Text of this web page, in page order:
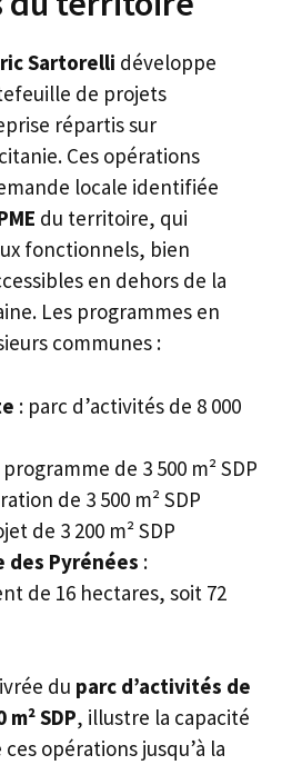
Sartorelli développe
de projets
répartis sur
Ces opérations
locale identifiée
du territoire, qui
fonctionnels, bien
en dehors de la
Les programmes en
communes :
: parc d’activités de 8 000
programme de 3 500 m² SDP
de 3 500 m² SDP
de 3 200 m² SDP
des Pyrénées :
de 16 hectares, soit 72
du parc d’activités de
m² SDP, illustre la capacité
ces opérations jusqu’à la